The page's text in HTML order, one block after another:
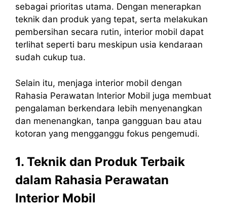
sebagai prioritas utama. Dengan menerapkan
teknik dan produk yang tepat, serta melakukan
pembersihan secara rutin, interior mobil dapat
terlihat seperti baru meskipun usia kendaraan
sudah cukup tua.
Selain itu, menjaga interior mobil dengan
Rahasia Perawatan Interior Mobil juga membuat
pengalaman berkendara lebih menyenangkan
dan menenangkan, tanpa gangguan bau atau
kotoran yang mengganggu fokus pengemudi.
1. Teknik dan Produk Terbaik
dalam Rahasia Perawatan
Interior Mobil